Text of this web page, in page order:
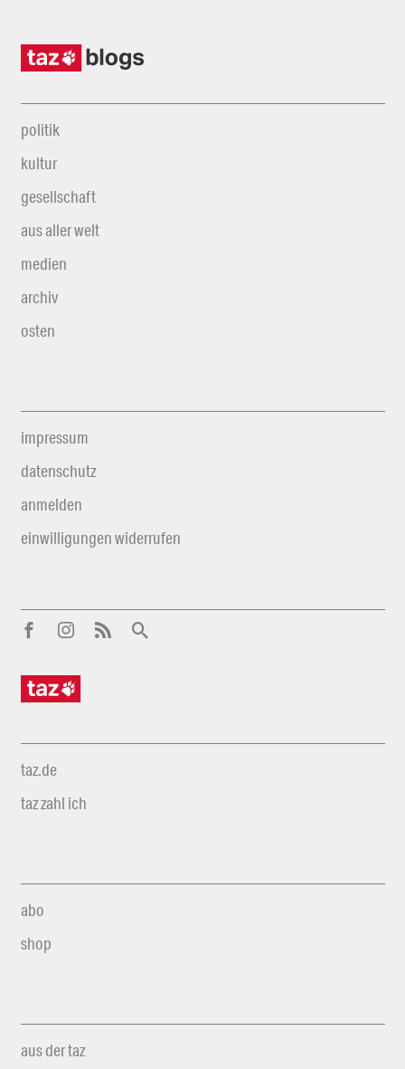
politik
kultur
gesellschaft
aus aller welt
medien
archiv
osten
impressum
datenschutz
anmelden
einwilligungen widerrufen
taz.de
taz zahl ich
abo
shop
aus der taz